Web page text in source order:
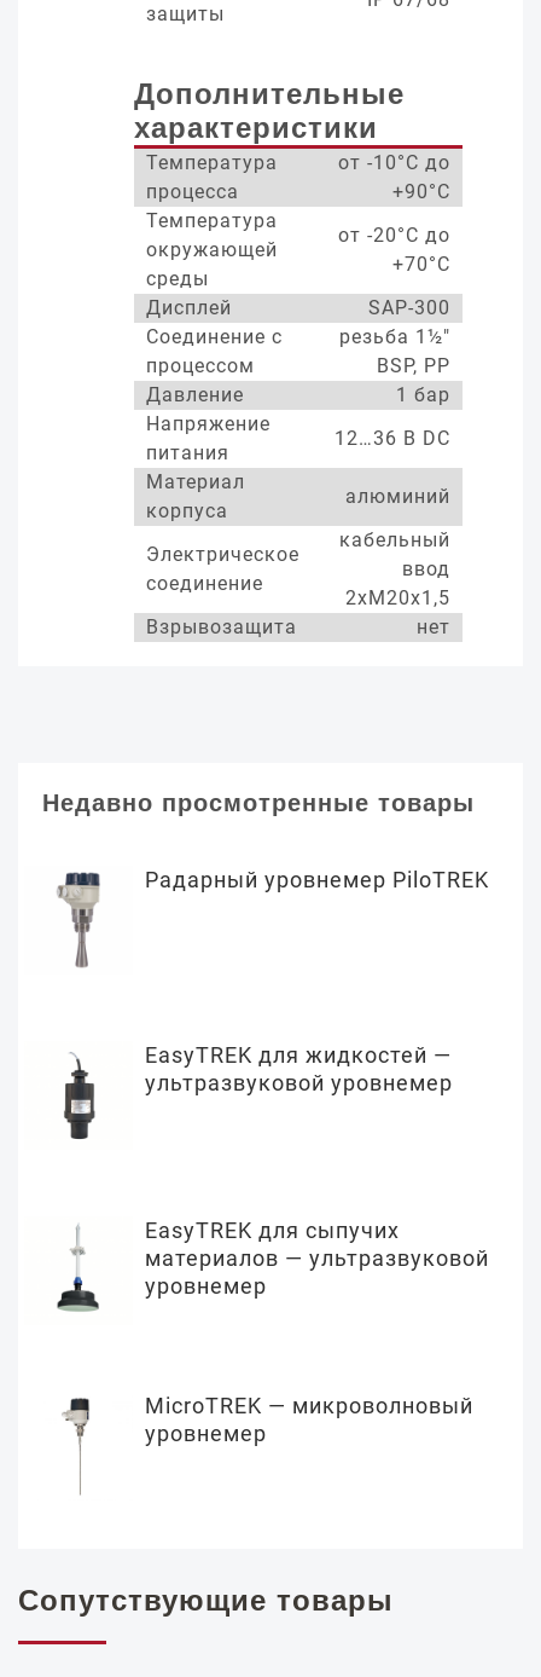
защиты
Дополнительные
характеристики
Температура
процесса
от -10°С до
+90°С
Температура
окружающей
среды
от -20°С до
+70°С
Дисплей
SAP-300
Соединение с
процессом
резьба 1½"
BSP, PP
Давление
1 бар
Напряжение
питания
12…36 В DC
Материал
корпуса
алюминий
Электрическое
соединение
кабельный
ввод
2хМ20х1,5
Взрывозащита
нет
Недавно просмотренные товары
Радарный уровнемер PiloTREK
EasyTREK для жидкостей —
ультразвуковой уровнемер
EasyTREK для сыпучих
материалов — ультразвуковой
уровнемер
MicroTREK — микроволновый
уровнемер
Сопутствующие товары